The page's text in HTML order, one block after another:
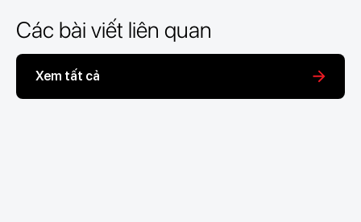
Các bài viết liên quan
Xem tất cả